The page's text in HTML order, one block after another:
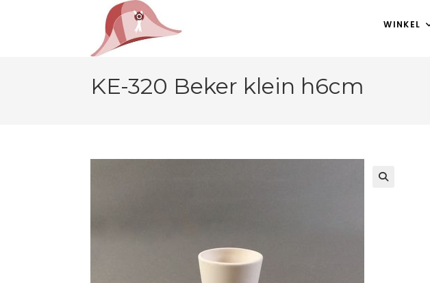
WINKEL
KE-320 Beker klein h6cm